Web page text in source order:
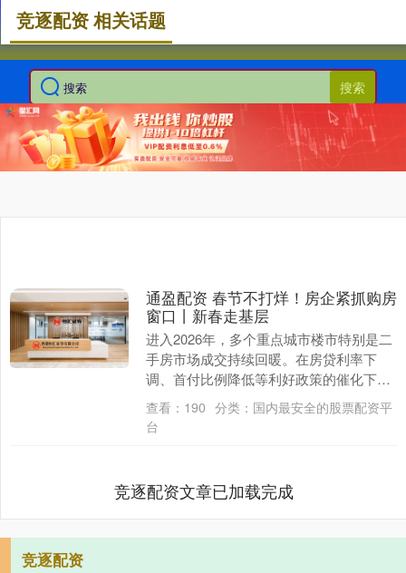
搜索
竞逐配资 相关话题
通盈配资 春节不打烊！房企紧抓购房
窗口丨新春走基层
进入2026年，多个重点城市楼市特别是二
手房市场成交持续回暖。在房贷利率下
调、首付比例降低等利好政策的催化下，
不少房企敏锐地捕捉到了市场的变化，纷
纷推出形式多样....
查看： 190 分类： 国内最安全的股票配资平
台
竞逐配资文章已加载完成
竞逐配资